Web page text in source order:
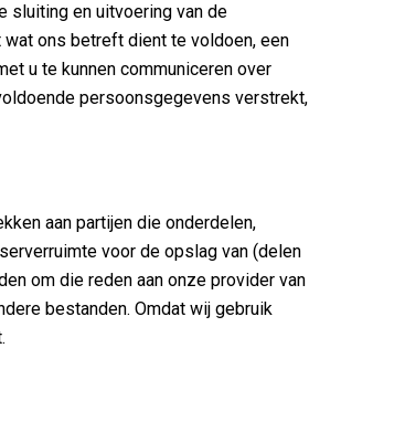
sluiting en uitvoering van de
ons betreft dient te voldoen, een
u te kunnen communiceren over
persoonsgegevens verstrekt,
aan partijen die onderdelen,
voor de opslag van (delen
om die reden aan onze provider van
bestanden. Omdat wij gebruik